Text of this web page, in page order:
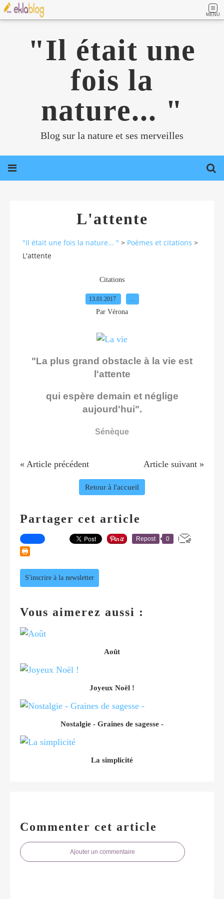
MENU
"Il était une
fois la
nature... "
Blog sur la nature et ses merveilles
L'attente
"Il était une fois la nature... " > Poèmes et citations >
L'attente
Citations
13.01.2017
Par Vérona
"La plus grand obstacle à la vie est
l'attente
qui espère demain et néglige
aujourd'hui".
Sénèque
« Article précédent Article suivant »
Retour à l'accueil
Partager cet article
Repost 0
S'inscrire à la newsletter
Vous aimerez aussi :
Août
Joyeux Noël !
Nostalgie - Graines de sagesse -
La simplicité
Commenter cet article
Ajouter un commentaire